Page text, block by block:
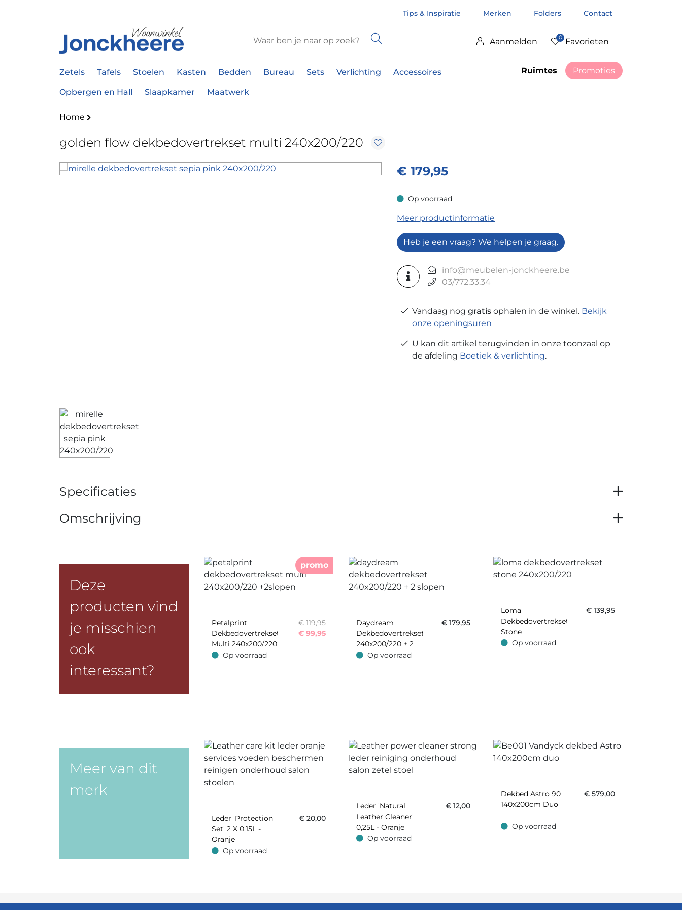
Tips & Inspiratie Merken Folders Contact
Aanmelden 0 Favorieten
Zetels Tafels Stoelen Kasten Bedden Bureau Sets Verlichting Accessoires
Opbergen en Hall Slaapkamer Maatwerk
Ruimtes Promoties
Home
golden flow dekbedovertrekset multi 240x200/220
€ 179,95
Op voorraad
Op voorraad
Meer productinformatie
Heb je een vraag? We helpen je graag.
info@meubelen-jonckheere.be
03/772.33.34
Vandaag nog gratis ophalen in de winkel. Bekijk
onze openingsuren
U kan dit artikel terugvinden in onze toonzaal op
de afdeling Boetiek & verlichting.
Specificaties
Omschrijving
Deze
producten vind
je misschien
ook
interessant?
promo
Petalprint
Dekbedovertrekset
Multi 240x200/220
+2slopen
€ 119,95
€ 99,95
Op voorraad
Op voorraad
Daydream
Dekbedovertrekset
240x200/220 + 2
Slopen
€ 179,95
Op voorraad
Op voorraad
Loma
Dekbedovertrekset
Stone
240x200/220
€ 139,95
Op voorraad
Op voorraad
Meer van dit
merk
Leder 'Protection
Set' 2 X 0,15L -
Oranje
€ 20,00
Op voorraad
Op voorraad
Leder 'Natural
Leather Cleaner'
0,25L - Oranje
€ 12,00
Op voorraad
Op voorraad
Dekbed Astro 90
140x200cm Duo
€ 579,00
Op voorraad
Op voorraad